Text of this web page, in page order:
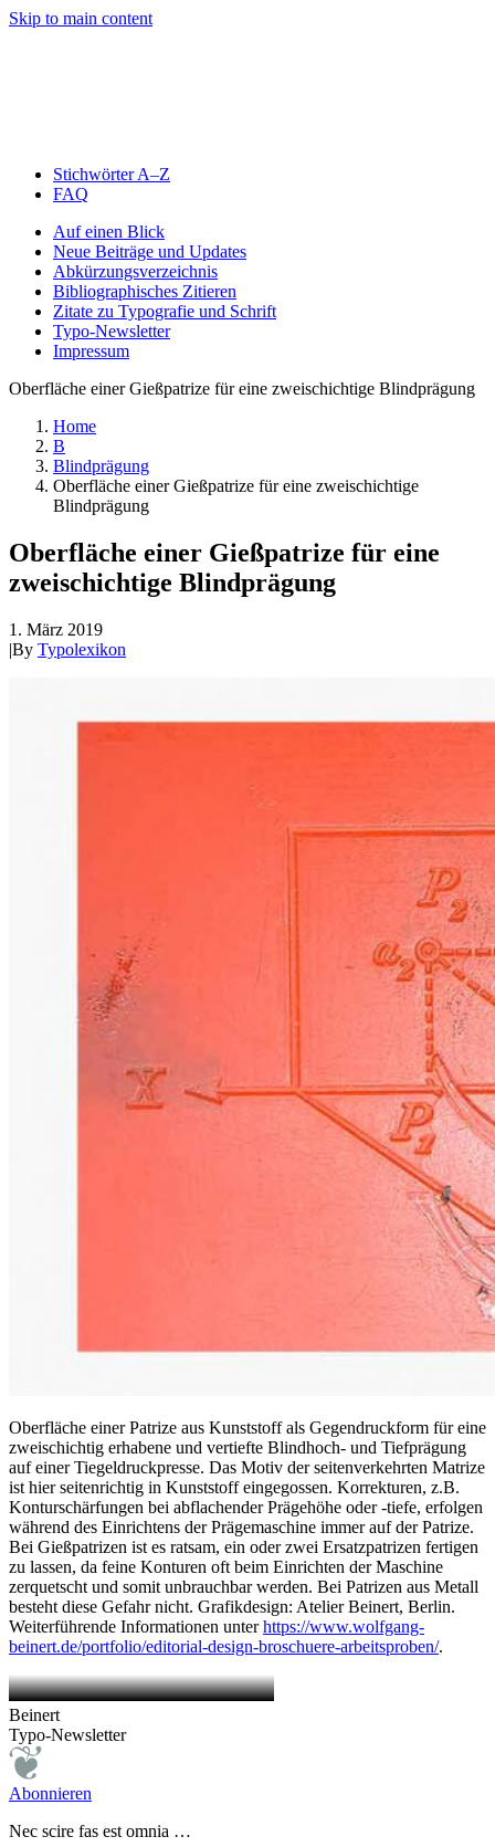
Skip to main content
Stichwörter A–Z
FAQ
Auf einen Blick
Neue Beiträge und Updates
Abkürzungsverzeichnis
Bibliographisches Zitieren
Zitate zu Typografie und Schrift
Typo-Newsletter
Impressum
Oberfläche einer Gießpatrize für eine zweischichtige Blindprägung
Home
B
Blindprägung
Oberfläche einer Gießpatrize für eine zweischichtige
Blindprägung
Oberfläche einer Gießpatrize für eine
zweischichtige Blindprägung
1. März 2019
|By Typolexikon
Oberfläche einer Patrize aus Kunststoff als Gegendruckform für eine
zweischichtig erhabene und vertiefte Blindhoch- und Tiefprägung
auf einer Tiegeldruckpresse. Das Motiv der seitenverkehrten Matrize
ist hier seitenrichtig in Kunststoff eingegossen. Korrekturen, z.B.
Konturschärfungen bei abflachender Prägehöhe oder -tiefe, erfolgen
während des Einrichtens der Prägemaschine immer auf der Patrize.
Bei Gießpatrizen ist es ratsam, ein oder zwei Ersatzpatrizen fertigen
zu lassen, da feine Konturen oft beim Einrichten der Maschine
zerquetscht und somit unbrauchbar werden. Bei Patrizen aus Metall
besteht diese Gefahr nicht. Grafikdesign: Atelier Beinert, Berlin.
Weiterführende Informationen unterhttps://www.wolfgang-
beinert.de/portfolio/editorial-design-broschuere-arbeitsproben/.
Beinert
Typo-Newsletter
Abonnieren
Nec scire fas est omnia …